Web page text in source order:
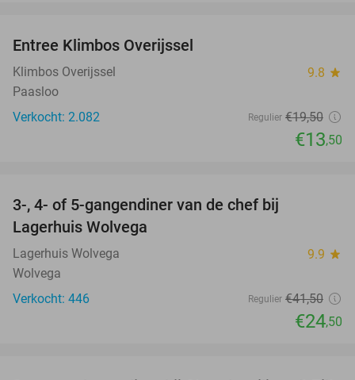
Entree Klimbos Overijssel
Klimbos Overijssel 9.8 star
Paasloo
Verkocht: 2.082
Regulier €19,50
€13,50
3-, 4- of 5-gangendiner van de chef bij
Lagerhuis Wolvega
Lagerhuis Wolvega 9.9 star
Wolvega
Verkocht: 446
Regulier €41,50
€24,50